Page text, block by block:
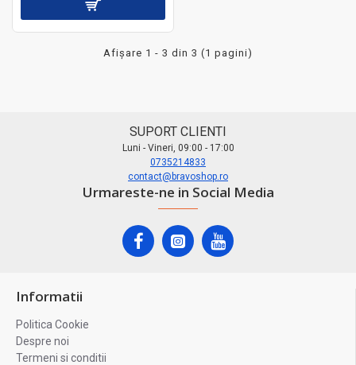
Afişare 1 - 3 din 3 (1 pagini)
SUPORT CLIENTI
Luni - Vineri, 09:00 - 17:00
0735214833
contact@bravoshop.ro
Urmareste-ne in Social Media
Informatii
Politica Cookie
Despre noi
Termeni si conditii